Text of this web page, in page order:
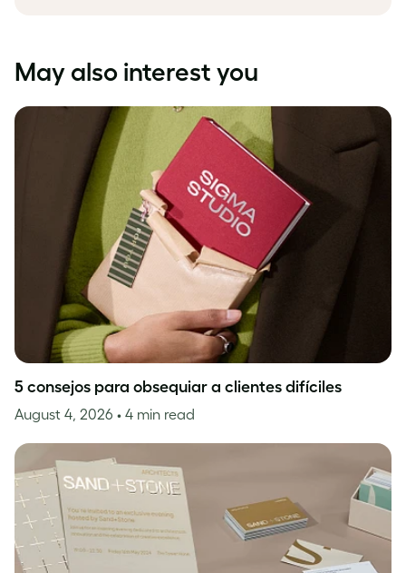
May also interest you
5 consejos para obsequiar a clientes difíciles
August 4, 2026 • 4 min read